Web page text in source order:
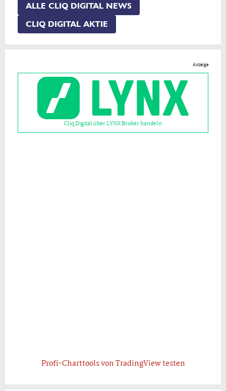
ALLE CLIQ DIGITAL NEWS
CLIQ DIGITAL AKTIE
Anzeige
Cliq Digital über LYNX Broker handeln
Profi-Charttools von TradingView testen